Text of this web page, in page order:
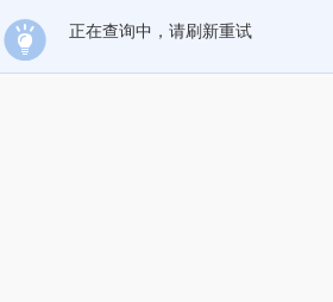
正在查询中，请刷新重试